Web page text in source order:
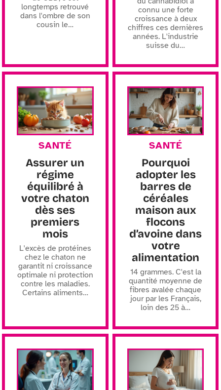
longtemps retrouvé
dans l'ombre de son
cousin le…
connu une forte
croissance à deux
chiffres ces dernières
années. L'industrie
suisse du…
SANTÉ
Assurer un
régime
équilibré à
votre chaton
dès ses
premiers
mois
L'excès de protéines
chez le chaton ne
garantit ni croissance
optimale ni protection
contre les maladies.
Certains aliments…
SANTÉ
Pourquoi
adopter les
barres de
céréales
maison aux
flocons
d’avoine dans
votre
alimentation
14 grammes. C'est la
quantité moyenne de
fibres avalée chaque
jour par les Français,
loin des 25 à…